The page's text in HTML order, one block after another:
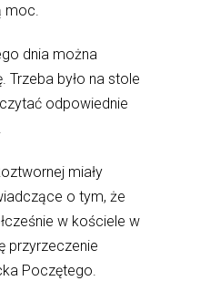
moc.
dnia można
Trzeba było na stole
odpowiednie
miały
o tym, że
w kościele w
przyrzeczenie
Poczętego.